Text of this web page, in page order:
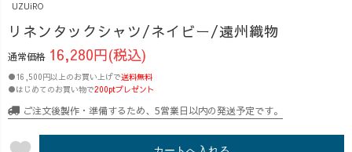
買い求めくださ
い♪ 紹介アイテ
----------- ・リネ
ンタックシャツ
・バルーンパン
ツ ・ジャンパー
カラープルオー
で、今のうちに
冬ごもりの準備
進めてます😎🔥
【着用アイテ
ム】 ・リネンタ
ルーンパンツ
『その気持ち、
ラ見えしてる
UZUiRO
リネンタックシャツ/ネイビー/遠州織物
通常価格 16,280円(税込)
●16,500円以上のお買い上げで送料無料
●はじめてのお買い物で200ptプレゼント
ご注文後製作・準備するため、5営業日以内の発送予定です。